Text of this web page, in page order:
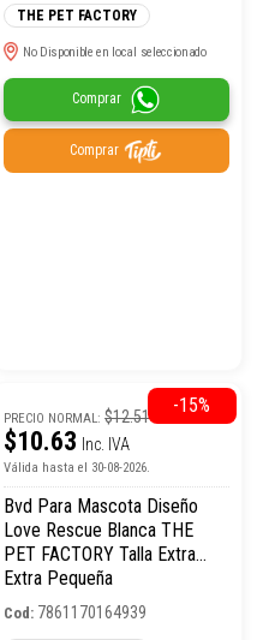
THE PET FACTORY
No Disponible en local seleccionado
Comprar
Comprar
PRECIO NORMAL:$12.51
$10.63 Inc. IVA
Válida hasta el 30-08-2026.
Bvd Para Mascota Diseño
Love Rescue Blanca THE
PET FACTORY Talla Extra
Extra Pequeña
Cod: 7861170164939
-15%